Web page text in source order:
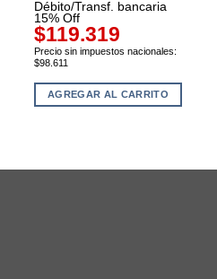
Débito/Transf. bancaria
15% Off
$119.319
Precio sin impuestos nacionales:
$98.611
AGREGAR AL CARRITO